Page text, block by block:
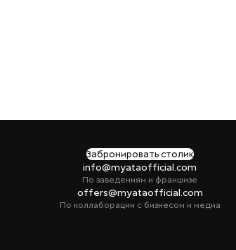
Забронировать столик
info@myataofficial.com
По заведениям и франшизе
offers@myataofficial.com
По коллаборации с бизнесом и медиа